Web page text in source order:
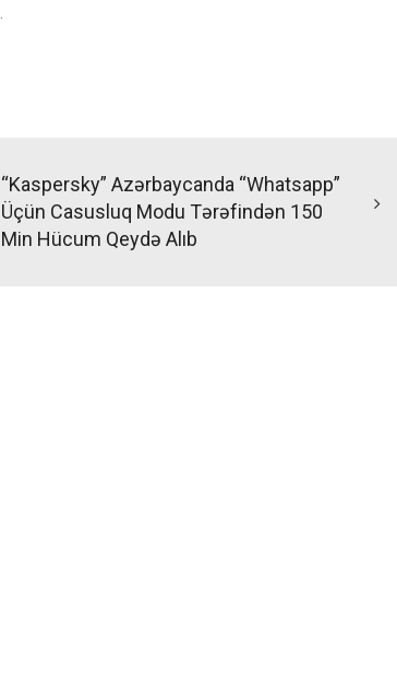
“Kaspersky” Azərbaycanda “Whatsapp”
Üçün Casusluq Modu Tərəfindən 150
Min Hücum Qeydə Alıb